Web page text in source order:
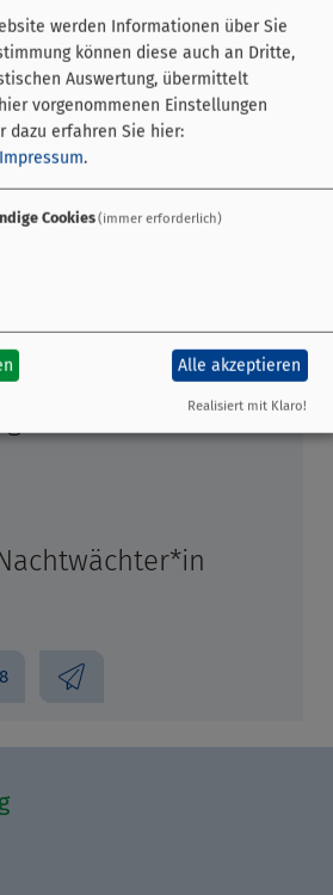
fürGruppengebucht werden.
ohne festen Ort
werden Informationen über Sie
können diese auch an Dritte,
Auswertung, übermittelt
vorgenommenen Einstellungen
dazu erfahren Sie hier:
Impressum.
Cookies(immer erforderlich)
Alle akzeptieren
Realisiert mit Klaro!